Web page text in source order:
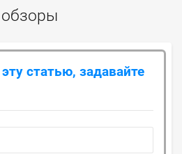
статью, задавайте